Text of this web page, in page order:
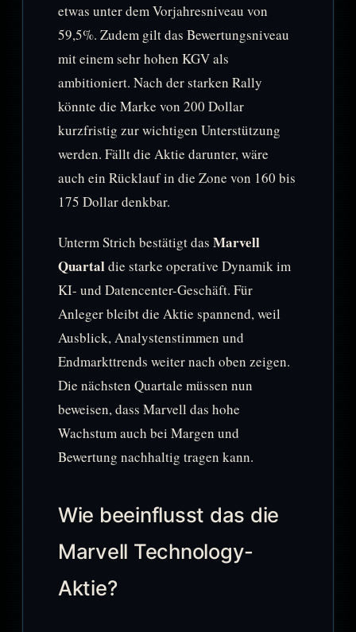
etwas unter dem Vorjahresniveau von
59,5%. Zudem gilt das Bewertungsniveau
mit einem sehr hohen KGV als
ambitioniert. Nach der starken Rally
könnte die Marke von 200 Dollar
kurzfristig zur wichtigen Unterstützung
werden. Fällt die Aktie darunter, wäre
auch ein Rücklauf in die Zone von 160 bis
175 Dollar denkbar.
Unterm Strich bestätigt das Marvell
Quartaldie starke operative Dynamik im
KI- und Datencenter-Geschäft. Für
Anleger bleibt die Aktie spannend, weil
Ausblick, Analystenstimmen und
Endmarkttrends weiter nach oben zeigen.
Die nächsten Quartale müssen nun
beweisen, dass Marvell das hohe
Wachstum auch bei Margen und
Bewertung nachhaltig tragen kann.
Wie beeinflusst das die
Marvell Technology-
Aktie?